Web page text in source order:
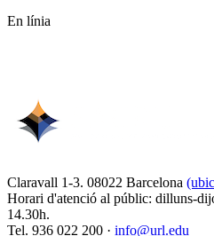
En línia
Claravall 1-3. 08022 Barcelona
Horari d'atenció al públic: dilluns-
14.30h.
Tel. 936 022 200 · info@url.edu